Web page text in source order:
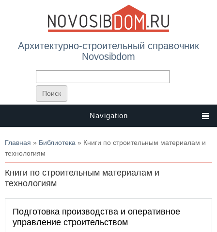
Архитектурно-строительный справочник
Novosibdom
Navigation
Вы здесь
Главная » Библиотека » Книги по строительным материалам и
технологиям
Книги по строительным материалам и
технологиям
Подготовка производства и оперативное
управление строительством